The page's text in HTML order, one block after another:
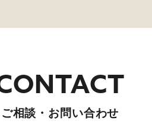
ご相談・お問い合わせ